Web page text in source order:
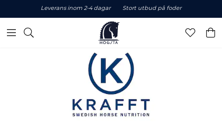
Leverans inom 2-4 dagar Stort utbud på foder